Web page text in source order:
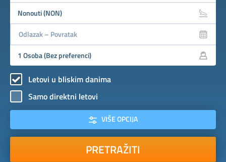
Letovi u bliskim danima
Samo direktni letovi
VIŠE OPCIJA
PRETRAŽITI